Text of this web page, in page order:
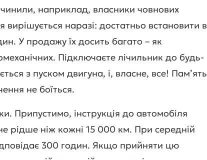
чинили, наприклад, власники човнових
вирішується наразі: достатньо встановити в
У продажу їх досить багато – як
Підключаєте лічильник до будь-
з пуском двигуна, і, власне, все! Пам’ять
не боїться.
Припустимо, інструкція до автомобіля
рідше ніж кожні 15 000 км. При середній
300 годин. Якщо прийняти цю